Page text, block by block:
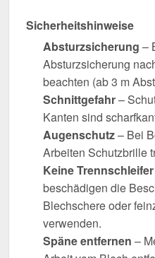
Sicherheitshinweise
Absturzsicherung –
Absturzsicherung
beachten (ab 3 m
Schnittgefahr–
Kanten sind
Augenschutz– Bei
Arbeiten Schutzbrille
Keine Trennschleifer
beschädigen die
Blechschere oder
verwenden.
Späne entfernen –